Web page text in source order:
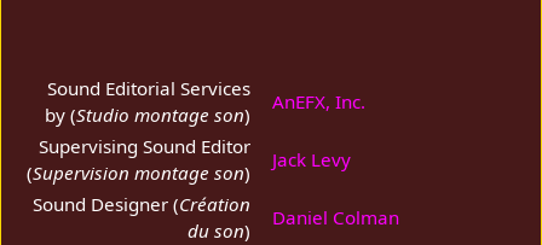
Sound Editorial Services
by (Studio montage son)
AnEFX, Inc.
Supervising Sound Editor
(Supervision montage son)
Jack Levy
Sound Designer (Création
du son)
Daniel Colman